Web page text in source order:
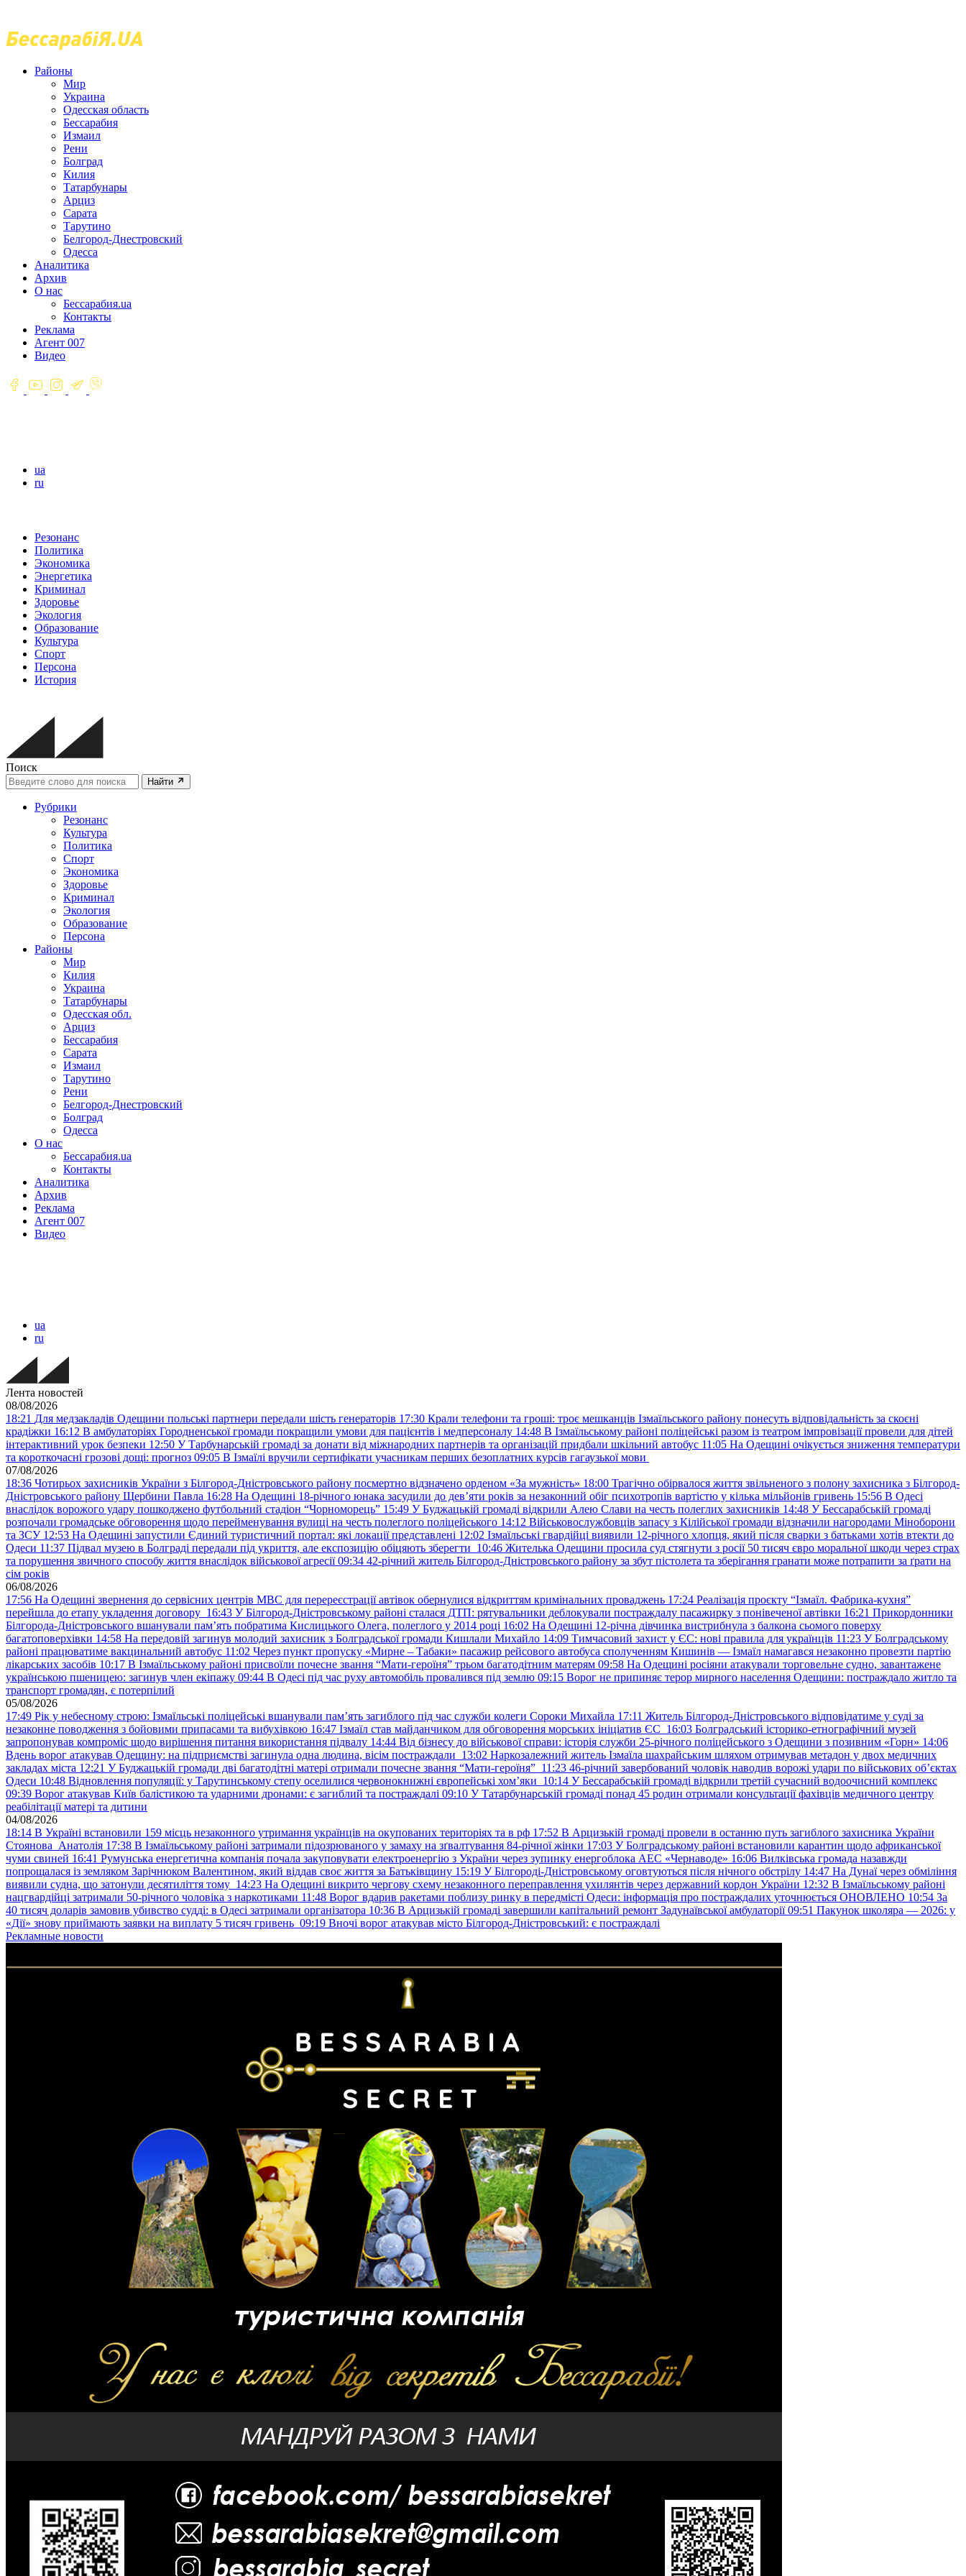
Районы
Мир
Украина
Одесская область
Бессарабия
Измаил
Рени
Болград
Килия
Татарбунары
Арциз
Сарата
Тарутино
Белгород-Днестровский
Одесса
Аналитика
Архив
О нас
Бессарабия.ua
Контакты
Реклама
Агент 007
Видео
ua
ru
Резонанс
Политика
Экономика
Энергетика
Криминал
Здоровье
Экология
Образование
Культура
Спорт
Персона
История
Поиск
Найти
Рубрики
Резонанс
Культура
Политика
Спорт
Экономика
Здоровье
Криминал
Экология
Образование
Персона
Районы
Мир
Килия
Украина
Татарбунары
Одесская обл.
Арциз
Бессарабия
Сарата
Измаил
Тарутино
Рени
Белгород-Днестровский
Болград
Одесса
О нас
Бессарабия.ua
Контакты
Аналитика
Архив
Реклама
Агент 007
Видео
ua
ru
Лента новостей
08/08/2026
18:21 Для медзакладів Одещини польські партнери передали шість генераторів 17:30 Крали телефони та гроші: троє мешканців Ізмаїльського району понесуть відповідальність за скоєні
крадіжки 16:12 В амбулаторіях Городненської громади покращили умови для пацієнтів і медперсоналу 14:48 В Ізмаїльському районі поліцейські разом із театром імпровізації провели для дітей
інтерактивний урок безпеки 12:50 У Тарбунарській громаді за донати від міжнародних партнерів та організацій придбали шкільний автобус 11:05 На Одещині очікується зниження температури
та короткочасні грозові дощі: прогноз 09:05 В Ізмаїлі вручили сертифікати учасникам перших безоплатних курсів гагаузької мови
07/08/2026
18:36 Чотирьох захисників України з Білгород-Дністровського району посмертно відзначено орденом «За мужність» 18:00 Трагічно обірвалося життя звільненого з полону захисника з Білгород-
Дністровського району Щербини Павла 16:28 На Одещині 18-річного юнака засудили до дев’яти років за незаконний обіг психотропів вартістю у кілька мільйонів гривень 15:56 В Одесі
внаслідок ворожого удару пошкоджено футбольний стадіон “Чорноморець” 15:49 У Буджацькій громаді відкрили Алею Слави на честь полеглих захисників 14:48 У Бессарабській громаді
розпочали громадське обговорення щодо перейменування вулиці на честь полеглого поліцейського 14:12 Військовослужбовців запасу з Кілійської громади відзначили нагородами Міноборони
та ЗСУ 12:53 На Одещині запустили Єдиний туристичний портал: які локації представлені 12:02 Ізмаїльські гвардійці виявили 12-річного хлопця, який після сварки з батьками хотів втекти до
Одеси 11:37 Підвал музею в Болграді передали під укриття, але експозицію обіцяють зберегти 10:46 Жителька Одещини просила суд стягнути з росії 50 тисяч євро моральної шкоди через страх
та порушення звичного способу життя внаслідок військової агресії 09:34 42-річний житель Білгород-Дністровського району за збут пістолета та зберігання гранати може потрапити за ґрати на
сім років
06/08/2026
17:56 На Одещині звернення до сервісних центрів МВС для перереєстрації автівок обернулися відкриттям кримінальних проваджень 17:24 Реалізація проєкту “Ізмаїл. Фабрика-кухня”
перейшла до етапу укладення договору 16:43 У Білгород-Дністровському районі сталася ДТП: рятувальники деблокували постраждалу пасажирку з понівеченої автівки 16:21 Прикордонники
Білгорода-Дністровського вшанували пам’ять побратима Кислицького Олега, полеглого у 2014 році 16:02 На Одещині 12-річна дівчинка вистрибнула з балкона сьомого поверху
багатоповерхівки 14:58 На передовій загинув молодий захисник з Болградської громади Кишлали Михайло 14:09 Тимчасовий захист у ЄС: нові правила для українців 11:23 У Болградському
районі працюватиме вакцинальний автобус 11:02 Через пункт пропуску «Мирне – Табаки» пасажир рейсового автобуса сполученням Кишинів — Ізмаїл намагався незаконно провезти партію
лікарських засобів 10:17 В Ізмаїльському районі присвоїли почесне звання “Мати-героїня” трьом багатодітним матерям 09:58 На Одещині росіяни атакували торговельне судно, завантажене
українською пшеницею: загинув член екіпажу 09:44 В Одесі під час руху автомобіль провалився під землю 09:15 Ворог не припиняє терор мирного населення Одещини: постраждало житло та
транспорт громадян, є потерпілий
05/08/2026
17:49 Рік у небесному строю: Ізмаїльські поліцейські вшанували пам’ять загиблого під час служби колеги Сороки Михайла 17:11 Житель Білгород-Дністровського відповідатиме у суді за
незаконне поводження з бойовими припасами та вибухівкою 16:47 Ізмаїл став майданчиком для обговорення морських ініціатив ЄС 16:03 Болградський історико-етнографічний музей
запропонував компроміс щодо вирішення питання використання підвалу 14:44 Від бізнесу до військової справи: історія служби 25-річного поліцейського з Одещини з позивним «Горн» 14:06
Вдень ворог атакував Одещину: на підприємстві загинула одна людина, вісім постраждали 13:02 Наркозалежний житель Ізмаїла шахрайським шляхом отримував метадон у двох медичних
закладах міста 12:21 У Буджацькій громади дві багатодітні матері отримали почесне звання “Мати-героїня” 11:23 46-річний завербований чоловік наводив ворожі удари по військових обʼєктах
Одеси 10:48 Відновлення популяції: у Тарутинському степу оселилися червонокнижні європейські хом’яки 10:14 У Бессарабській громаді відкрили третій сучасний водоочисний комплекс
09:39 Ворог атакував Київ балістикою та ударними дронами: є загиблий та постраждалі 09:10 У Татарбунарській громаді понад 45 родин отримали консультації фахівців медичного центру
реабілітації матері та дитини
04/08/2026
18:14 В Україні встановили 159 місць незаконного утримання українців на окупованих територіях та в рф 17:52 В Арцизькій громаді провели в останню путь загиблого захисника України
Стоянова Анатолія 17:38 В Ізмаїльському районі затримали підозрюваного у замаху на зґвалтування 84-річної жінки 17:03 У Болградському районі встановили карантин щодо африканської
чуми свиней 16:41 Румунська енергетична компанія почала закуповувати електроенергію з України через зупинку енергоблока АЕС «Чернаводе» 16:06 Вилківська громада назавжди
попрощалася із земляком Зарічнюком Валентином, який віддав своє життя за Батьківщину 15:19 У Білгороді-Дністровському оговтуються після нічного обстрілу 14:47 На Дунаї через обміління
виявили судна, що затонули десятиліття тому 14:23 На Одещині викрито чергову схему незаконного переправлення ухилянтів через державний кордон України 12:32 В Ізмаїльському районі
нацгвардійці затримали 50-річного чоловіка з наркотиками 11:48 Ворог вдарив ракетами поблизу ринку в передмісті Одеси: інформація про постраждалих уточнюється ОНОВЛЕНО 10:54 За
40 тисяч доларів замовив убивство судді: в Одесі затримали організатора 10:36 В Арцизькій громаді завершили капітальний ремонт Задунаївської амбулаторії 09:51 Пакунок школяра — 2026: у
«Дії» знову приймають заявки на виплату 5 тисяч гривень 09:19 Вночі ворог атакував місто Білгород-Дністровський: є постраждалі
Рекламные новости